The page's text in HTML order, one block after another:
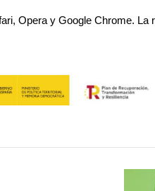
Opera y Google Chrome.